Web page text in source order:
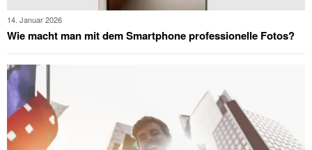
14. Januar 2026
Wie macht man mit dem Smartphone professionelle Fotos?